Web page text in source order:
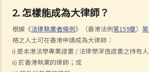
2. 怎樣能成為大律師？
根據《法律執業者條例》（香港法例第159章）
格之人士可在香港申請成為大律師：
i) 是本港法學專業證書 / 法律學深造證書之持有
ii) 於香港執業的律師；或